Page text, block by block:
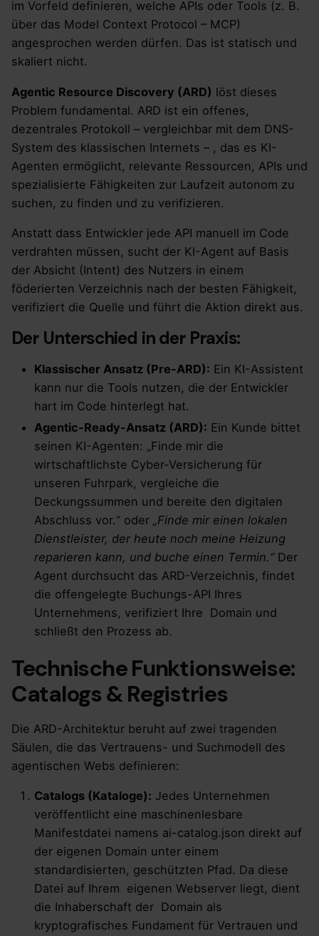
im Vorfeld definieren, welche APIs oder Tools (z. B.
über das Model Context Protocol – MCP)
angesprochen werden dürfen. Das ist statisch und
skaliert nicht.
Agentic Resource Discovery (ARD) löst dieses
Problem fundamental. ARD ist ein offenes,
dezentrales Protokoll – vergleichbar mit dem DNS-
System des klassischen Internets – , das es KI-
Agenten ermöglicht, relevante Ressourcen, APIs und
spezialisierte Fähigkeiten zur Laufzeit autonom zu
suchen, zu finden und zu verifizieren.
Anstatt dass Entwickler jede API manuell im Code
verdrahten müssen, sucht der KI-Agent auf Basis
der Absicht (Intent) des Nutzers in einem
föderierten Verzeichnis nach der besten Fähigkeit,
verifiziert die Quelle und führt die Aktion direkt aus.
Der Unterschied in der Praxis:
Klassischer Ansatz (Pre-ARD): Ein KI-Assistent
kann nur die Tools nutzen, die der Entwickler
hart im Code hinterlegt hat.
Agentic-Ready-Ansatz (ARD): Ein Kunde bittet
seinen KI-Agenten: „Finde mir die
wirtschaftlichste Cyber-Versicherung für
unseren Fuhrpark, vergleiche die
Deckungssummen und bereite den digitalen
Abschluss vor.“ oder „Finde mir einen lokalen
Dienstleister, der heute noch meine Heizung
reparieren kann, und buche einen Termin.“Der
Agent durchsucht das ARD-Verzeichnis, findet
die offengelegte Buchungs-API Ihres
Unternehmens, verifiziert Ihre Domain und
schließt den Prozess ab.
Technische Funktionsweise:
Catalogs & Registries
Die ARD-Architektur beruht auf zwei tragenden
Säulen, die das Vertrauens- und Suchmodell des
agentischen Webs definieren:
Catalogs (Kataloge): Jedes Unternehmen
veröffentlicht eine maschinenlesbare
Manifestdatei namens ai-catalog.json direkt auf
der eigenen Domain unter einem
standardisierten, geschützten Pfad. Da diese
Datei auf Ihrem eigenen Webserver liegt, dient
die Inhaberschaft der Domain als
kryptografisches Fundament für Vertrauen und